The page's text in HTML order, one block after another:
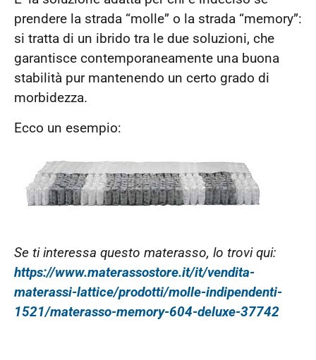
prendere la strada “molle” o la strada “memory”:
si tratta di un ibrido tra le due soluzioni, che
garantisce contemporaneamente una buona
stabilità pur mantenendo un certo grado di
morbidezza.
Ecco un esempio:
Se ti interessa questo materasso, lo trovi qui:
https://www.materassostore.it/it/vendita-
materassi-lattice/prodotti/molle-indipendenti-
1521/materasso-memory-604-deluxe-37742